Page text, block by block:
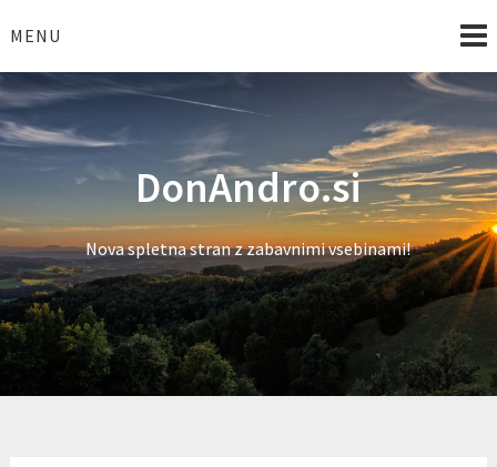
toMENU
DonAndro.si
Nova spletna stran z zabavnimi vsebinami!